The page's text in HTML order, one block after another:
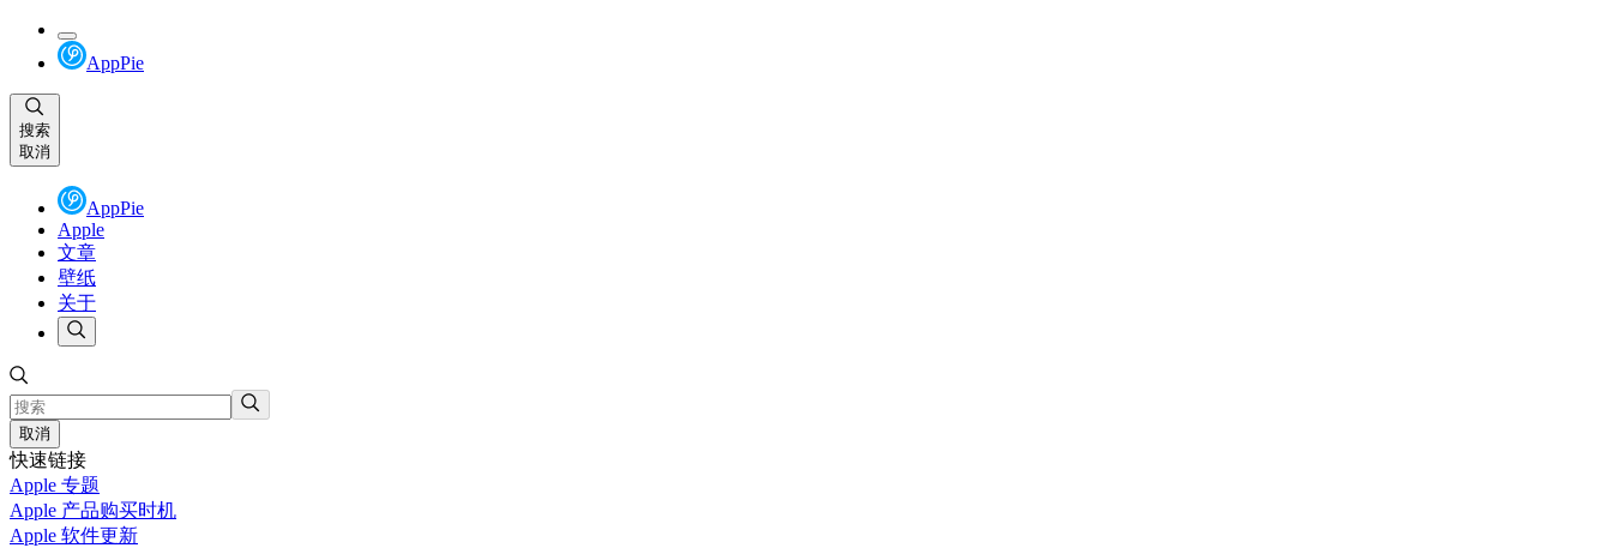
AppPie
搜索
取消
AppPie
Apple
文章
壁纸
关于
取消
快速链接
Apple 专题
Apple 产品购买时机
Apple 软件更新